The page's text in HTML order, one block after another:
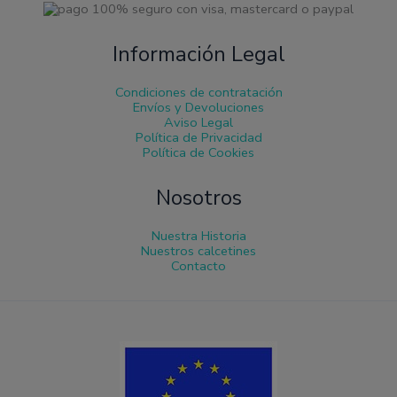
Información Legal
Condiciones de contratación
Envíos y Devoluciones
Aviso Legal
Política de Privacidad
Política de Cookies
Nosotros
Nuestra Historia
Nuestros calcetines
Contacto